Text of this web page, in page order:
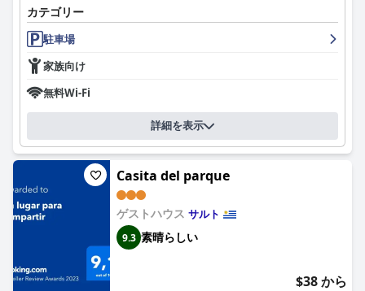
ホテルのスタッフは、そのフレンドリーさ、温かさ、そして卓越
したサービスに対して圧倒的な賞賛を受けています。宿泊客は、
スタッフの親切さ、気配り、そして積極性を頻繁に強調してお
り、滞在を思い出深いものにしています。スタッフの勤勉さ、特
にCOVID-19のプロトコルに関するものは、訪問者の間で安全性と
幸福感をさらに高めています。
駐車場はホテル内にはありませんが、わずか1ブロック先にあ
り、安全なガレージがあることは貴重な特徴です。宿泊客は専用
の駐車スペースを高く評価しており、わずかな距離を歩く不便さ
にもかかわらず、一般的に広々としていて有益であると感じてい
要するに、ホテル・エルドラドは、素晴らしい中心部のロケーシ
ョン、優れた清潔さ、そして卓越したスタッフサービスを、快適
な宿泊施設と新鮮で満足のいく朝食体験と組み合わせており、ウ
ルグアイのサルトを訪れる旅行者にとっておすすめの選択肢とな
っています。
カテゴリー
駐車場
家族向け
無料Wi-Fi
詳細を表示
Casita del parque
ゲストハウス サルト
9.3 素晴らしい
$38 から